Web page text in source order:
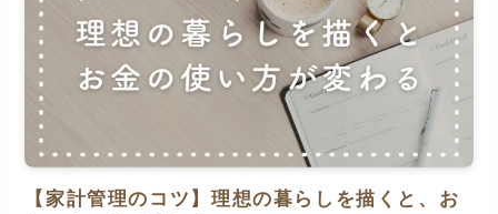
【家計管理のコツ】理想の暮らしを描くと、お